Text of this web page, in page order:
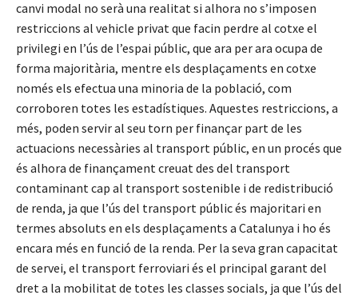
canvi modal no serà una realitat si alhora no s’imposen
restriccions al vehicle privat que facin perdre al cotxe el
privilegi en l’ús de l’espai públic, que ara per ara ocupa de
forma majoritària, mentre els desplaçaments en cotxe
només els efectua una minoria de la població, com
corroboren totes les estadístiques. Aquestes restriccions, a
més, poden servir al seu torn per finançar part de les
actuacions necessàries al transport públic, en un procés que
és alhora de finançament creuat des del transport
contaminant cap al transport sostenible i de redistribució
de renda, ja que l’ús del transport públic és majoritari en
termes absoluts en els desplaçaments a Catalunya i ho és
encara més en funció de la renda. Per la seva gran capacitat
de servei, el transport ferroviari és el principal garant del
dret a la mobilitat de totes les classes socials, ja que l’ús del